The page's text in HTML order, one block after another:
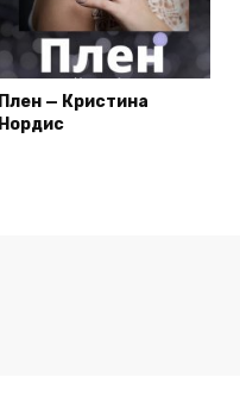
Плен — Кристина
Нордис